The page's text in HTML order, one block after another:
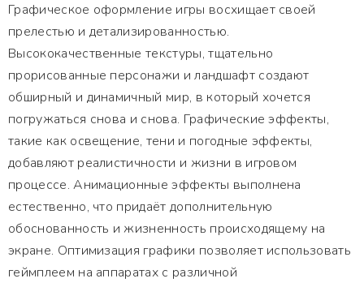
Графическое оформление игры восхищает своей
прелестью и детализированностью.
Высококачественные текстуры, тщательно
прорисованные персонажи и ландшафт создают
обширный и динамичный мир, в который хочется
погружаться снова и снова. Графические эффекты,
такие как освещение, тени и погодные эффекты,
добавляют реалистичности и жизни в игровом
процессе. Анимационные эффекты выполнена
естественно, что придаёт дополнительную
обоснованность и жизненность происходящему на
экране. Оптимизация графики позволяет использовать
геймплеем на аппаратах с различной